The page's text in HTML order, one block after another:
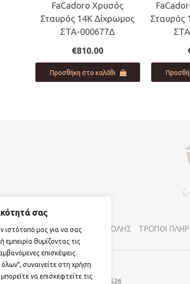
σας
ιστότοπό μας για να σας
θυμίζοντας τις
επισκέψεις.
συναινείτε στη χρήση
να επισκεφτείτε τις
FaCadoro Χρυσός
Σταυρός 14Κ Δίχρωμος
ΣΤΑ-000677Δ
€810.00
Προσθήκη στο καλάθι
Σταυρός
ΧΡΗΣΗΣ ΤΡΟΠΟΙ ΑΠΟΣΤΟΛΗΣ ΤΡΟΠΟΙ
7, Αμπελόκηποι – Αθήνα, Τ.Κ. 11526